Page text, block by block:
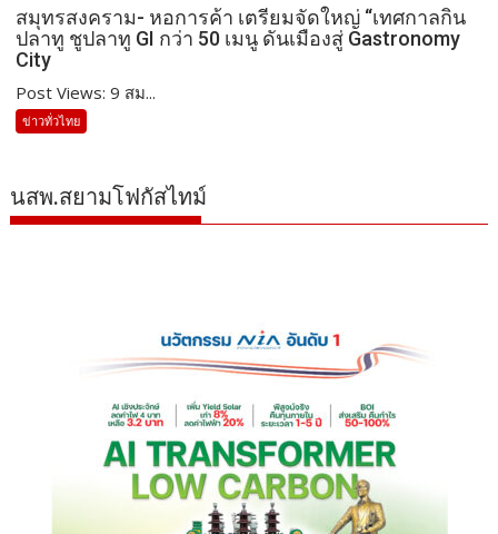
สมุทรสงคราม- หอการค้า เตรียมจัดใหญ่ “เทศกาลกิน
ปลาทู ชูปลาทู GI กว่า 50 เมนู ดันเมืองสู่ Gastronomy
City
Post Views: 9 สม...
ข่าวทั่วไทย
นสพ.สยามโฟกัสไทม์